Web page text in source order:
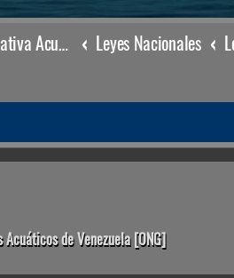
Normativa Acuática venezolana Leyes Nacionales
de Venezuela [ONG]